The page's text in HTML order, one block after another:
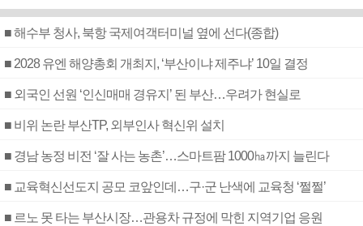
■ 해수부 청사, 북항 국제여객터미널 옆에 선다(종합)
■ 2028 유엔 해양총회 개최지, ‘부산이냐 제주냐’ 10일 결정
■ 외국인 선원 ‘인신매매 경유지’ 된 부산…우려가 현실로
■ 비위 논란 부산TP, 외부인사 혁신위 설치
■ 경남 농정 비전 ‘잘 사는 농촌’…스마트팜 1000㏊까지 늘린다
■ 교육혁신선도지 공모 코앞인데…구·군 난색에 교육청 ‘쩔쩔’
■ 르노 못 타는 부산시장…관용차 규정에 막힌 지역기업 응원